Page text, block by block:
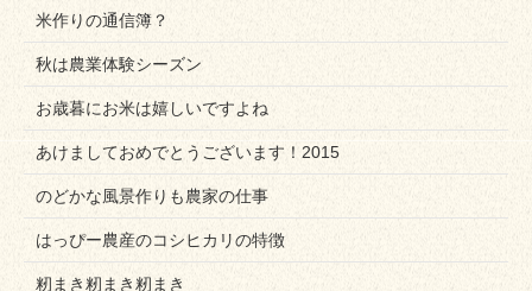
米作りの通信簿？
秋は農業体験シーズン
お歳暮にお米は嬉しいですよね
あけましておめでとうございます！2015
のどかな風景作りも農家の仕事
はっぴー農産のコシヒカリの特徴
籾まき籾まき籾まき